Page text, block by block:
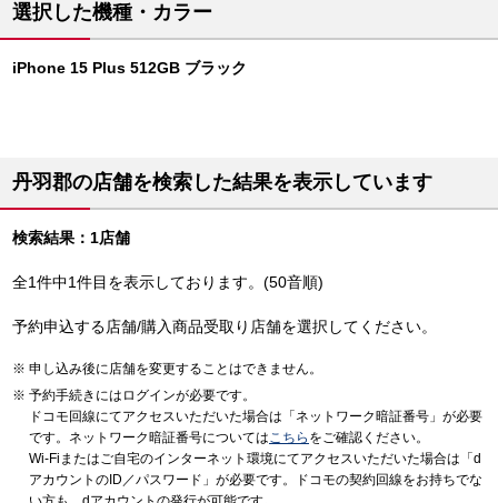
選択した機種・カラー
iPhone 15 Plus 512GB ブラック
丹羽郡の店舗を検索した結果を表示しています
検索結果：1店舗
全1件中1件目を表示しております。(50音順)
予約申込する店舗/購入商品受取り店舗を選択してください。
申し込み後に店舗を変更することはできません。
予約手続きにはログインが必要です。
ドコモ回線にてアクセスいただいた場合は「ネットワーク暗証番号」が必要
です。ネットワーク暗証番号についてはこちら をご確認ください。
Wi-Fiまたはご自宅のインターネット環境にてアクセスいただいた場合は「d
アカウントのID／パスワード」が必要です。ドコモの契約回線をお持ちでな